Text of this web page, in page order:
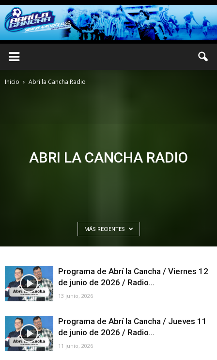
Inicio Abri la Cancha Radio
ABRI LA CANCHA RADIO
MÁS RECIENTES
Programa de Abrí la Cancha / Viernes 12
de junio de 2026 / Radio...
13 junio, 2026
Programa de Abrí la Cancha / Jueves 11
de junio de 2026 / Radio...
11 junio, 2026